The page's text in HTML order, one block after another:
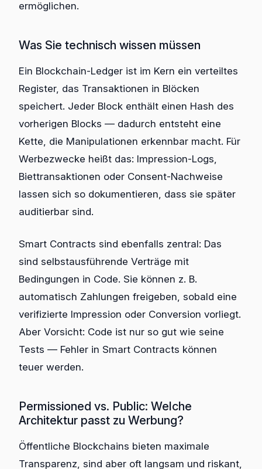
ermöglichen.
Was Sie technisch wissen müssen
Ein Blockchain-Ledger ist im Kern ein verteiltes
Register, das Transaktionen in Blöcken
speichert. Jeder Block enthält einen Hash des
vorherigen Blocks — dadurch entsteht eine
Kette, die Manipulationen erkennbar macht. Für
Werbezwecke heißt das: Impression-Logs,
Biettransaktionen oder Consent-Nachweise
lassen sich so dokumentieren, dass sie später
auditierbar sind.
Smart Contracts sind ebenfalls zentral: Das
sind selbstausführende Verträge mit
Bedingungen in Code. Sie können z. B.
automatisch Zahlungen freigeben, sobald eine
verifizierte Impression oder Conversion vorliegt.
Aber Vorsicht: Code ist nur so gut wie seine
Tests — Fehler in Smart Contracts können
teuer werden.
Permissioned vs. Public: Welche
Architektur passt zu Werbung?
Öffentliche Blockchains bieten maximale
Transparenz, sind aber oft langsam und riskant,